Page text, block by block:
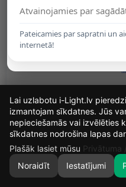
Alumīnijs, Ø60×108 Mm –
Balts (Optonica)
13.99€
Atvainojamies par
Pateicamies par sapratni un
internetā!
15
DIENAS
1
STUNDAS
Lai uzlabotu i-Light.lv
izmantojam sīkdatnes. Jūs
nepieciešamās vai izvēlēties
sīkdatnes nodrošina lapas
Plašāk lasiet mūsu Privātuma
Noraidīt
Iestatījumi